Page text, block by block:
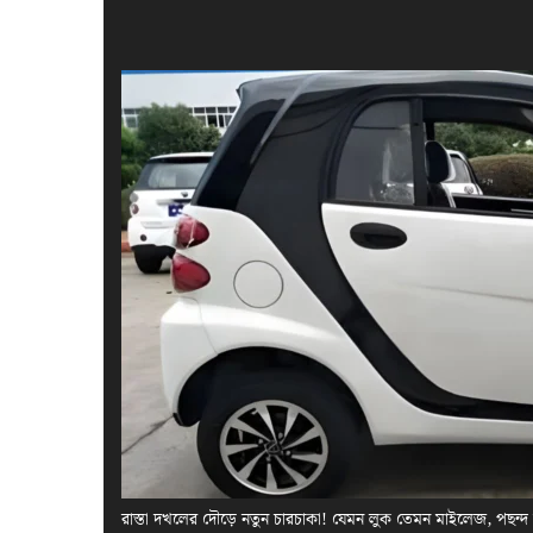
রাস্তা দখলের দৌড়ে নতুন চারচাকা! যেমন লুক তেমন মাইলেজ, পছন্দ